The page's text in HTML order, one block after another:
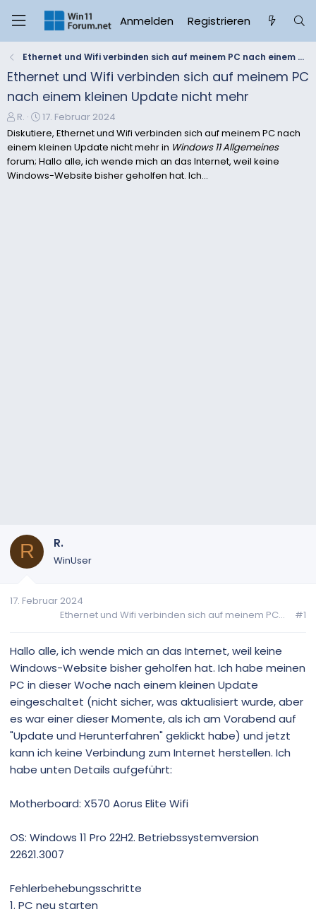
Anmelden Registrieren
Ethernet und Wifi verbinden sich auf meinem PC nach einem kleinen Update nicht mehr
Ethernet und Wifi verbinden sich auf meinem PC
nach einem kleinen Update nicht mehr
E
r
s
t
e
R.
E
r
s
t
e
17. Februar 2024
Diskutiere, Ethernet und Wifi verbinden sich auf meinem PC nach
einem kleinen Update nicht mehr in Windows 11 Allgemeines
forum; Hallo alle, ich wende mich an das Internet, weil keine
Windows-Website bisher geholfen hat. Ich...
R R.
WinUser
17. Februar 2024
Ethernet und Wifi verbinden sich auf meinem PC...
#1
Hallo alle, ich wende mich an das Internet, weil keine
Windows-Website bisher geholfen hat. Ich habe meinen
PC in dieser Woche nach einem kleinen Update
eingeschaltet (nicht sicher, was aktualisiert wurde, aber
es war einer dieser Momente, als ich am Vorabend auf
"Update und Herunterfahren" geklickt habe) und jetzt
kann ich keine Verbindung zum Internet herstellen. Ich
habe unten Details aufgeführt:
Motherboard: X570 Aorus Elite Wifi
OS: Windows 11 Pro 22H2. Betriebssystemversion
22621.3007
Fehlerbehebungsschritte
1. PC neu starten